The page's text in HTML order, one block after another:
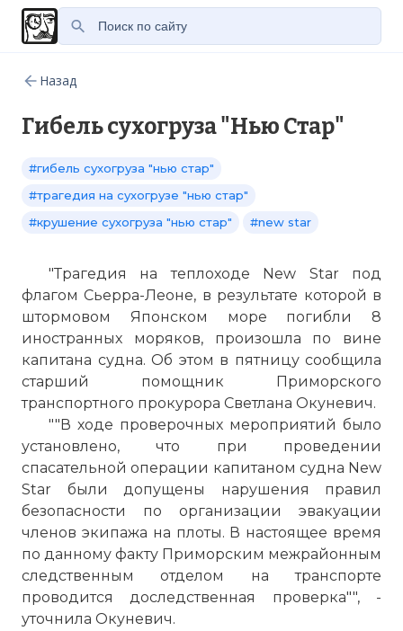
Назад
Гибель сухогруза "Нью Стар"
#гибель сухогруза "нью стар"
#трагедия на сухогрузе "нью стар"
#крушение сухогруза "нью стар"
#new star
"Трагедия на теплоходе New Star под
флагом Сьерра-Леоне, в результате которой в
штормовом Японском море погибли 8
иностранных моряков, произошла по вине
капитана судна. Об этом в пятницу сообщила
старший помощник Приморского
транспортного прокурора Светлана Окуневич.
""В ходе проверочных мероприятий было
установлено, что при проведении
спасательной операции капитаном судна New
Star были допущены нарушения правил
безопасности по организации эвакуации
членов экипажа на плоты. В настоящее время
по данному факту Приморским межрайонным
следственным отделом на транспорте
проводится доследственная проверка"", -
уточнила Окуневич.